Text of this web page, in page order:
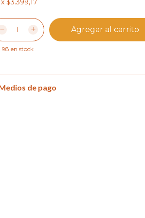
x $3.399,17
98 en stock
de pago